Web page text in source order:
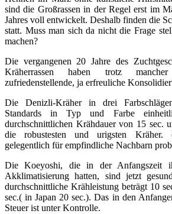
sind die Großrassen in der Regel erst im
Jahres voll entwickelt. Deshalb finden die
statt. Muss man sich da nicht die Frage
machen?
Die vergangenen 20 Jahre des
Kräherrassen haben trotz
zufriedenstellende, ja erfreuliche
Die Denizli-Kräher in drei
Standards in Typ und Farbe
durchschnittlichen Krähdauer von 15 sec.
die robustesten und urigsten Kräher.
gelegentlich für empfindliche Nachbarn
Die Koeyoshi, die in der Anfangszeit
Akklimatisierung hatten, sind jetzt
durchschnittliche Krähleistung beträgt 10
sec.( in Japan 20 sec.). Das in den
Steuer ist unter Kontrolle.